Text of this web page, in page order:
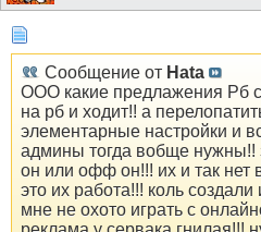
Сообщение от Hata
ООО какие предлажения Рб
на рб и ходит!! а
элементарные настройки и
админы тогда вобще нужны!!
он или офф он!!! их и так нет
это их работа!!! коль
мне не охото играть с